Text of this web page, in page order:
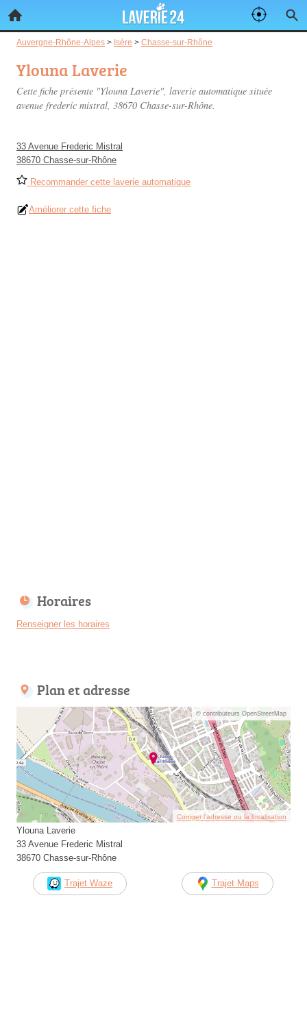
Auvergne-Rhône-Alpes > Isère > Chasse-sur-Rhône
Ylouna Laverie
Cette fiche présente "Ylouna Laverie", laverie automatique située
avenue frederic mistral, 38670 Chasse-sur-Rhône.
33 Avenue Frederic Mistral
38670 Chasse-sur-Rhône
Recommander cette laverie automatique
Améliorer cette fiche
Horaires
Renseigner les horaires
Plan et adresse
© contributeurs OpenStreetMap
Corriger l’adresse ou la localisation
Ylouna Laverie
33 Avenue Frederic Mistral
38670 Chasse-sur-Rhône
Trajet Waze Trajet Maps